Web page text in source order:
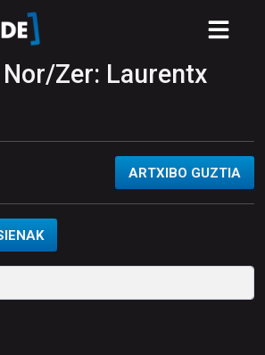
Nor/Zer: Laurentx
ARTXIBO GUZTIA